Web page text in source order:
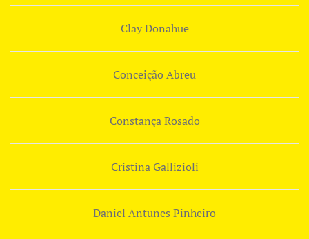
Clay Donahue
Conceição Abreu
Constança Rosado
Cristina Gallizioli
Daniel Antunes Pinheiro